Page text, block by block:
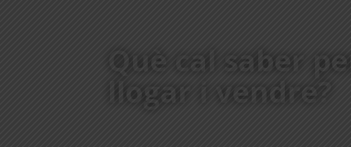
Què cal saber per
llogar i vendre?